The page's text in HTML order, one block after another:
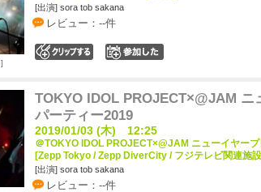
[出演] sora tob sakana
レビュー：--件
TOKYO IDOL PROJECT×@JAM ニ
パーティー2019
2019/01/03 (木) 12:25
＠TOKYO IDOL PROJECT×@JAM ニューイヤー
[Zepp Tokyo / Zepp DiverCity / フジテレビ関連施
[出演] sora tob sakana
レビュー：--件